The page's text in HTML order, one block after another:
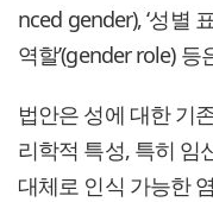
nced gender), ‘성별
역할’(gender role)
법안은 성에 대한 기
리학적 특성, 특히 임
대체로 인식 가능한